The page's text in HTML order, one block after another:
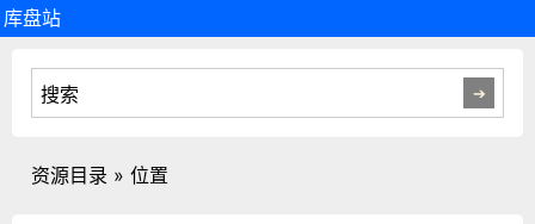
库盘站
资源目录 » 位置